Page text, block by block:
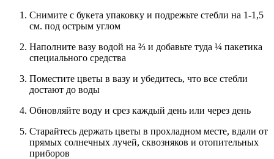
Снимите с букета упаковку и подрежьте стебли на 1-1,5
см. под острым углом
Наполните вазу водой на ⅔ и добавьте туда ¼ пакетика
специального средства
Поместите цветы в вазу и убедитесь, что все стебли
достают до воды
Обновляйте воду и срез каждый день или через день
Старайтесь держать цветы в прохладном месте, вдали от
прямых солнечных лучей, сквозняков и отопительных
приборов